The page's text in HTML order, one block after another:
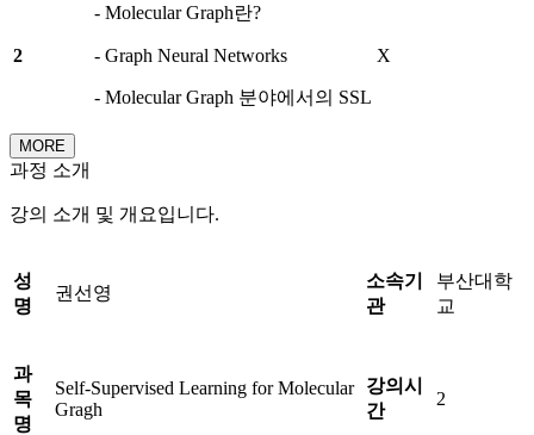
2
- Molecular Graph란?
- Graph Neural Networks
- Molecular Graph 분야에서의 SSL
X
MORE
과정 소개
강의 소개 및 개요입니다.
성
명
권선영
소속기
관
부산대학
교
과
목
명
Self-Supervised Learning for Molecular
Gragh
강의시
간
2